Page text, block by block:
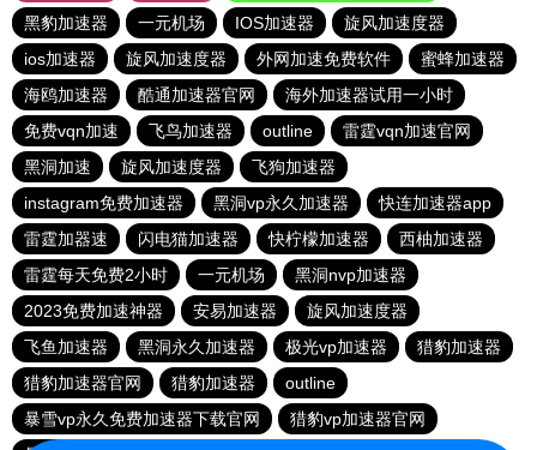
黑豹加速器
一元机场 IOS加速器
旋风加速度器
ios加速器
旋风加速度器 外网加速免费软件
蜜蜂加速器
海鸥加速器
酷通加速器官网
海外加速器试用一小时
免费vqn加速
飞鸟加速器 outline
雷霆vqn加速官网
黑洞加速
旋风加速度器
飞狗加速器
instagram免费加速器
黑洞vp永久加速器
快连加速器app
雷霆加器速
闪电猫加速器 快柠檬加速器
西柚加速器
雷霆每天免费2小时
一元机场
黑洞nvp加速器
2023免费加速神器
安易加速器
旋风加速度器
飞鱼加速器
黑洞永久加速器 极光vp加速器
猎豹加速器
猎豹加速器官网
猎豹加速器
outline
暴雪vp永久免费加速器下载官网
猎豹vp加速器官网